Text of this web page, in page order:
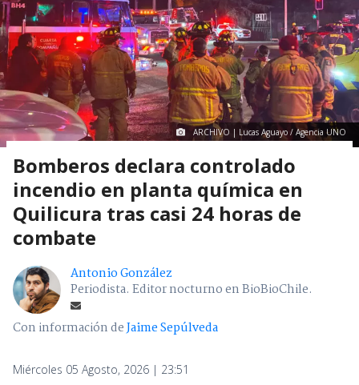
ARCHIVO | Lucas Aguayo / Agencia UNO
Bomberos declara controlado
incendio en planta química en
Quilicura tras casi 24 horas de
combate
Antonio González
Periodista. Editor nocturno en BioBioChile.
Con información deJaime Sepúlveda
Miércoles 05 Agosto, 2026 | 23:51